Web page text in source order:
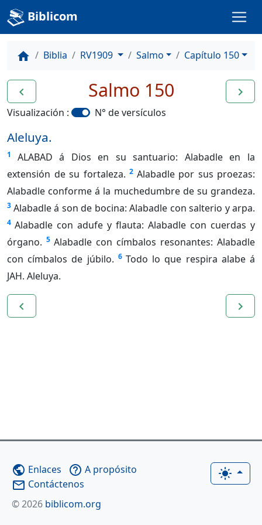
Biblicom
home Biblia RV1909 Salmo Capítulo 150
navigate_before navigate_next
Salmo 150
Visualización : N° de versículos
Aleluya.
1
ALABAD á Dios en su santuario: Alabadle en la
extensión de su fortaleza. 2 Alabadle por sus proezas:
Alabadle conforme á la muchedumbre de su grandeza.
3 Alabadle á son de bocina: Alabadle con salterio y arpa.
4 Alabadle con adufe y flauta: Alabadle con cuerdas y
órgano. 5 Alabadle con címbalos resonantes: Alabadle
con címbalos de júbilo. 6 Todo lo que respira alabe á
JAH. Aleluya.
navigate_before navigate_next
light_mode
public Enlaces help_outline A propósito
mail_outline Contáctenos
© 2026 biblicom.org